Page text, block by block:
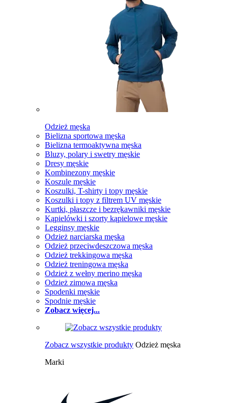
Odzież męska
Bielizna sportowa męska
Bielizna termoaktywna męska
Bluzy, polary i swetry męskie
Dresy męskie
Kombinezony męskie
Koszule męskie
Koszulki, T-shirty i topy męskie
Koszulki i topy z filtrem UV męskie
Kurtki, płaszcze i bezrękawniki męskie
Kąpielówki i szorty kąpielowe męskie
Legginsy męskie
Odzież narciarska męska
Odzież przeciwdeszczowa męska
Odzież trekkingowa męska
Odzież treningowa męska
Odzież z wełny merino męska
Odzież zimowa męska
Spodenki męskie
Spodnie męskie
Zobacz więcej...
Zobacz wszystkie produkty Odzież męska
Marki